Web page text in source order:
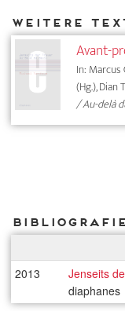
Avant-
In: Marcus
(Hg.), Dian
/ Au-delà
Bibliografie
2013 Jenseits
diaphanes